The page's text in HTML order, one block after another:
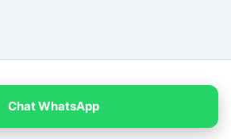
Chat WhatsApp